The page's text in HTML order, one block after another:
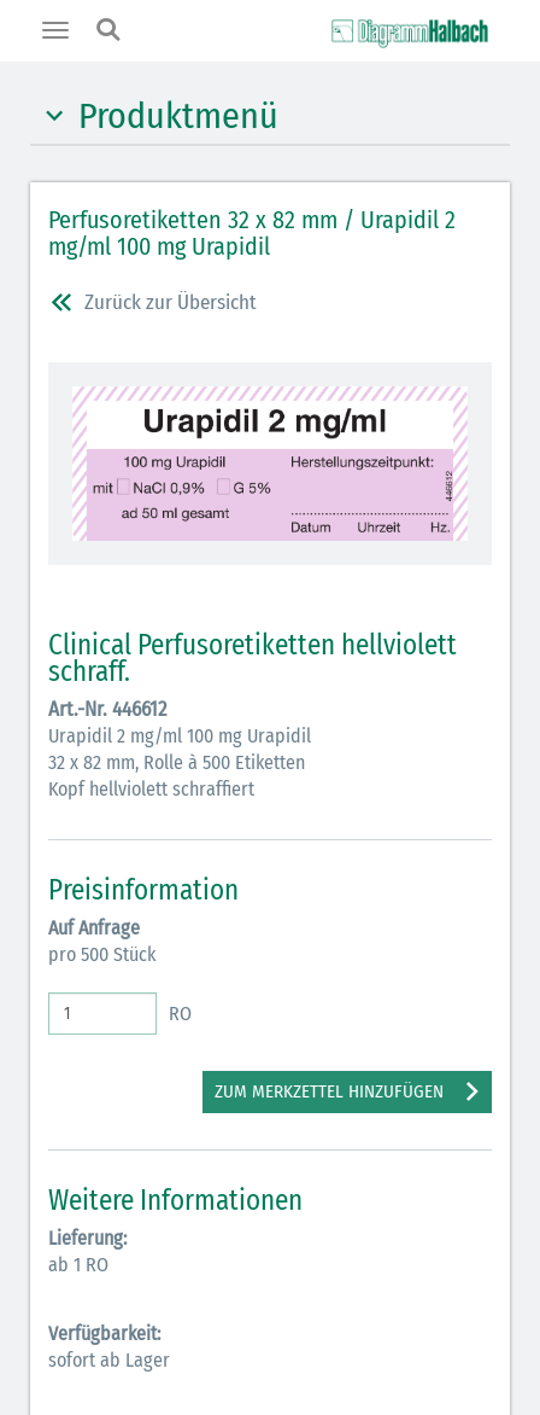
Toggle
Produktmenü
Benzodiazepine (orange)
Muskelrelaxantien (weiß-rot): DIVI 2012
Muskelrelaxans Antagonisten (rot schraffiert): DIVI
Opiate/Opioide (hellblau)
Lokalanästhetika (grau)
Vasopressoren (hellviolett)
Antihypertonika/Vasodilatantien (hellviolett
Antiemetika (salmon)
Verschiedene Medikamente (weiß)
Antikoagulantien (hellgrau/weiß mit schwarzem
Rahmen)
Koagulantien (hellgrau/weiß schwarz schraffierter
Bronchodilatatoren (blau-braun)
Antikonvulsiva (grau-lila)
Inodilatatoren (rot-grün)
Elektrolyte (grün-pink)
Elektrolyte NaCl (grün)
Hormone (braun-beige)
Perfusoretiketten 32 x 82 mm / Urapidil 2
mg/ml 100 mg Urapidil
Zurück zur Übersicht
Clinical Perfusoretiketten hellviolett
schraff.
Art.-Nr. 446612
Urapidil 2 mg/ml 100 mg Urapidil
32 x 82 mm, Rolle à 500 Etiketten
Kopf hellviolett schraffiert
Preisinformation
Auf Anfrage
pro 500 Stück
RO
ZUM MERKZETTEL HINZUFÜGEN
Weitere Informationen
Lieferung:
ab 1 RO
Verfügbarkeit:
sofort ab Lager